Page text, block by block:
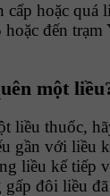
hoặc quá
đến trạm
một
liều thuốc,
gần với liều
liều kế tiếp
đôi liều